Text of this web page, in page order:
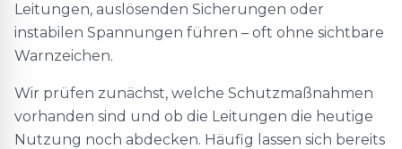
Leitungen, auslösenden Sicherungen oder
instabilen Spannungen führen – oft ohne sichtbare
Warnzeichen.
Wir prüfen zunächst, welche Schutzmaßnahmen
vorhanden sind und ob die Leitungen die heutige
Nutzung noch abdecken. Häufig lassen sich bereits